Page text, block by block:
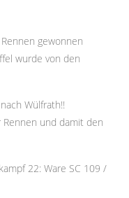
gewonnen
wurde von den
Wülfrath!!
Rennen und damit den
22: Ware SC 109 /